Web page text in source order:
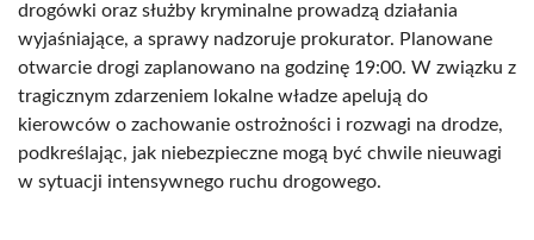
drogówki oraz służby kryminalne prowadzą działania
wyjaśniające, a sprawy nadzoruje prokurator. Planowane
otwarcie drogi zaplanowano na godzinę 19:00. W związku z
tragicznym zdarzeniem lokalne władze apelują do
kierowców o zachowanie ostrożności i rozwagi na drodze,
podkreślając, jak niebezpieczne mogą być chwile nieuwagi
w sytuacji intensywnego ruchu drogowego.